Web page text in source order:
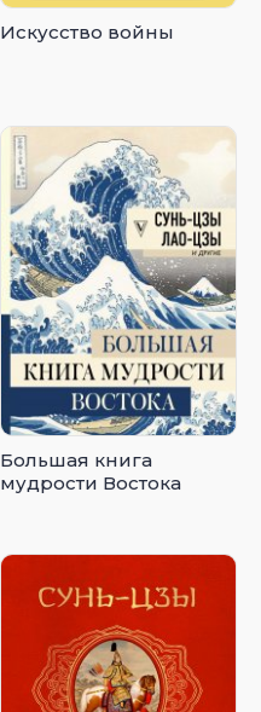
Искусство войны
Большая книга
мудрости Востока